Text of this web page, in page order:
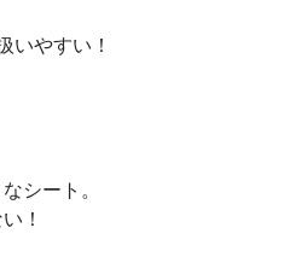
いやすい！
シート。
！